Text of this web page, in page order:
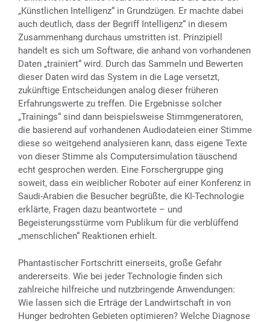
„Künstlichen Intelligenz“ in Grundzügen. Er machte dabei
auch deutlich, dass der Begriff Intelligenz“ in diesem
Zusammenhang durchaus umstritten ist. Prinzipiell
handelt es sich um Software, die anhand von vorhandenen
Daten „trainiert“ wird. Durch das Sammeln und Bewerten
dieser Daten wird das System in die Lage versetzt,
zukünftige Entscheidungen analog dieser früheren
Erfahrungswerte zu treffen. Die Ergebnisse solcher
„Trainings“ sind dann beispielsweise Stimmgeneratoren,
die basierend auf vorhandenen Audiodateien einer Stimme
diese so weitgehend analysieren kann, dass eigene Texte
von dieser Stimme als Computersimulation täuschend
echt gesprochen werden. Eine Forschergruppe ging
soweit, dass ein weiblicher Roboter auf einer Konferenz in
Saudi-Arabien die Besucher begrüßte, die KI-Technologie
erklärte, Fragen dazu beantwortete – und
Begeisterungsstürme vom Publikum für die verblüffend
„menschlichen“ Reaktionen erhielt.
Phantastischer Fortschritt einerseits, große Gefahr
andererseits. Wie bei jeder Technologie finden sich
zahlreiche hilfreiche und nutzbringende Anwendungen:
Wie lassen sich die Erträge der Landwirtschaft in von
Hunger bedrohten Gebieten optimieren? Welche Diagnose